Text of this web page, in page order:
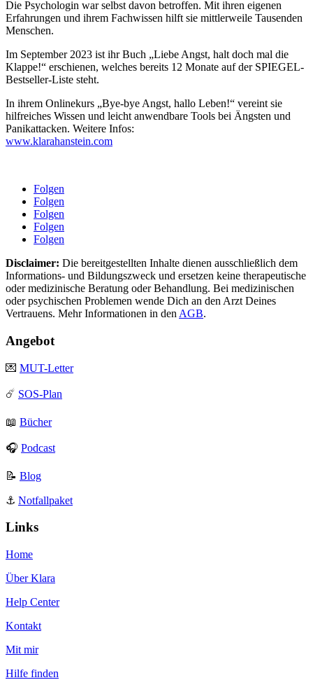
Die Psychologin war selbst davon betroffen. Mit ihren eigenen
Erfahrungen und ihrem Fachwissen hilft sie mittlerweile Tausenden
Menschen.
Im September 2023 ist ihr Buch „Liebe Angst, halt doch mal die
Klappe!“ erschienen, welches bereits 12 Monate auf der SPIEGEL-
Bestseller-Liste steht.
In ihrem Onlinekurs „Bye-bye Angst, hallo Leben!“ vereint sie
hilfreiches Wissen und leicht anwendbare Tools bei Ängsten und
Panikattacken. Weitere Infos:
www.klarahanstein.com
Folgen
Folgen
Folgen
Folgen
Folgen
Disclaimer: Die bereitgestellten Inhalte dienen ausschließlich dem
Informations- und Bildungszweck und ersetzen keine therapeutische
oder medizinische Beratung oder Behandlung. Bei medizinischen
oder psychischen Problemen wende Dich an den Arzt Deines
Vertrauens. Mehr Informationen in den AGB.
Angebot
💌 MUT-Letter
☄️ SOS-Plan
📖 Bücher
🎧 Podcast
📝 Blog
⚓️ Notfallpaket
Links
Home
Über Klara
Help Center
Kontakt
Mit mir
Hilfe finden